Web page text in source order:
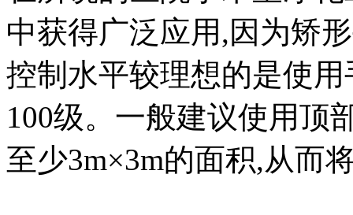
中获得广泛应用,因为矫
控制水平较理想的是使
100级。一般建议使用顶
至少3m×3m的面积,从而